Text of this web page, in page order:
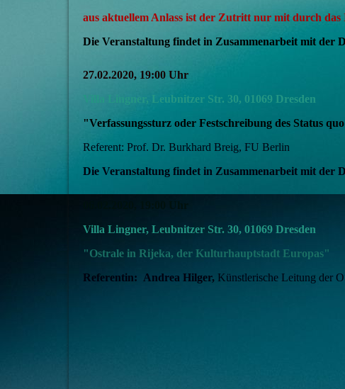
aus aktuellem Anlass ist der Zutritt nur mit durch
Die Veranstaltung findet in Zusammenarbeit mit der
27.02.2020, 19:00 Uhr
Villa Lingner, Leubnitzer Str. 30, 01069 Dresden
"Verfassungssturz oder Festschreibung des Status
Referent: Prof. Dr. Burkhard Breig, FU Berlin
Die Veranstaltung findet in Zusammenarbeit mit der
Villa Lingner, Leubnitzer Str. 30, 01069 Dresden
"Ostrale in Rijeka, der Kulturhauptstadt Europas"
Referentin: Andrea Hilger, Künstlerische Leitung der